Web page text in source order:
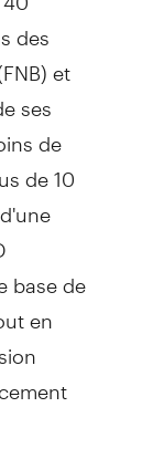
des
et
ses
de
de 10
base de
en